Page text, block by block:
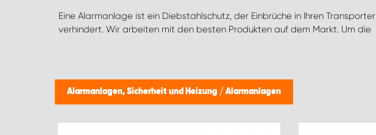
Eine Alarmanlage ist ein Diebstahlschutz, der Einbrüche in Ihren Transporter
verhindert. Wir arbeiten mit den besten Produkten auf dem Markt. Um die
Funktionalität der Alarmanlage zu gewährleisten, verkaufen wir Alarmanlagen
Alarmanlagen, Sicherheit und Heizung / Alarmanlagen